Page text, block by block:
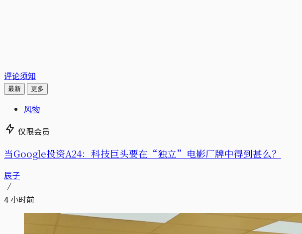
评论须知
最新 更多
风物
仅限会员
当Google投资A24：科技巨头要在“独立”电影厂牌中得到甚么？
辰子
4 小时前